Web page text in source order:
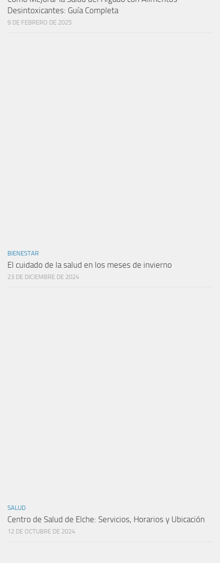
Desintoxicantes: Guía Completa
9 DE FEBRERO DE 2025
BIENESTAR
El cuidado de la salud en los meses de invierno
23 DE DICIEMBRE DE 2024
SALUD
Centro de Salud de Elche: Servicios, Horarios y Ubicación
12 DE OCTUBRE DE 2024